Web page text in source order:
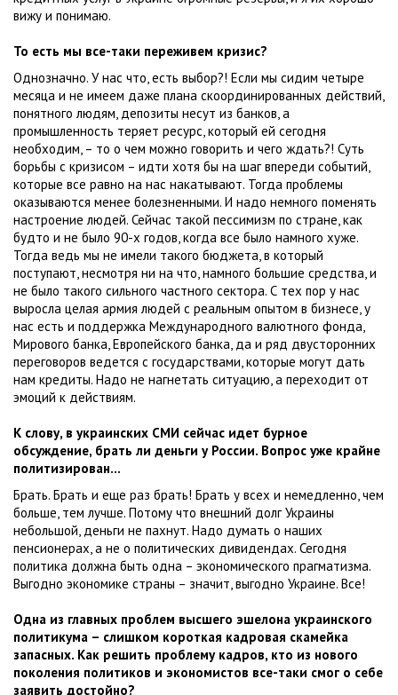
вижу и понимаю.
То есть мы все-таки переживем кризис?
Однозначно. У нас что, есть выбор?! Если мы сидим четыре
месяца и не имеем даже плана скоординированных действий,
понятного людям, депозиты несут из банков, а
промышленность теряет ресурс, который ей сегодня
необходим, – то о чем можно говорить и чего ждать?! Суть
борьбы с кризисом – идти хотя бы на шаг впереди событий,
которые все равно на нас накатывают. Тогда проблемы
оказываются менее болезненными. И надо немного поменять
настроение людей. Сейчас такой пессимизм по стране, как
будто и не было 90-х годов, когда все было намного хуже.
Тогда ведь мы не имели такого бюджета, в который
поступают, несмотря ни на что, намного большие средства, и
не было такого сильного частного сектора. С тех пор у нас
выросла целая армия людей с реальным опытом в бизнесе, у
нас есть и поддержка Международного валютного фонда,
Мирового банка, Европейского банка, да и ряд двусторонних
переговоров ведется с государствами, которые могут дать
нам кредиты. Надо не нагнетать ситуацию, а переходит от
эмоций к действиям.
К слову, в украинских СМИ сейчас идет бурное
обсуждение, брать ли деньги у России. Вопрос уже крайне
политизирован…
Брать. Брать и еще раз брать! Брать у всех и немедленно, чем
больше, тем лучше. Потому что внешний долг Украины
небольшой, деньги не пахнут. Надо думать о наших
пенсионерах, а не о политических дивидендах. Сегодня
политика должна быть одна – экономического прагматизма.
Выгодно экономике страны – значит, выгодно Украине. Все!
Одна из главных проблем высшего эшелона украинского
политикума – слишком короткая кадровая скамейка
запасных. Как решить проблему кадров, кто из нового
поколения политиков и экономистов все-таки смог о себе
заявить достойно?